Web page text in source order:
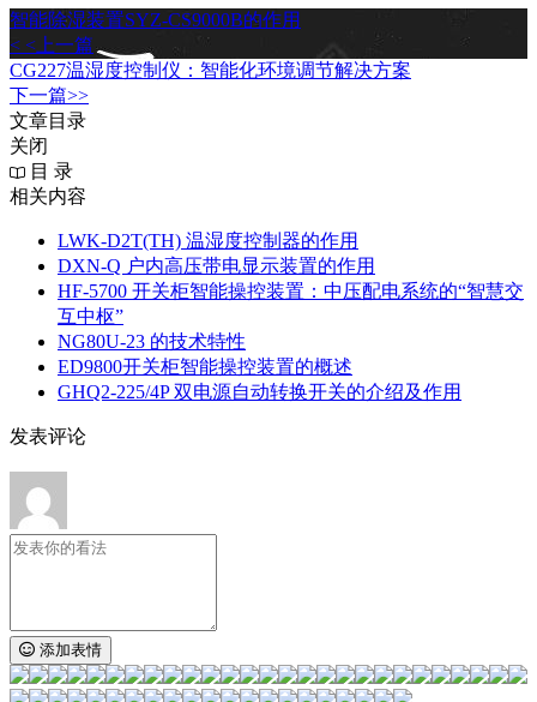
智能除湿装置SYZ-CS9000B的作用
< <上一篇
CG227温湿度控制仪：智能化环境调节解决方案
下一篇>>
文章目录
关闭
目 录
相关内容
LWK‑D2T(TH) 温湿度控制器的作用
DXN‑Q 户内高压带电显示装置的作用
HF-5700 开关柜智能操控装置：中压配电系统的“智慧交
互中枢”
NG80U-23 的技术特性
ED9800开关柜智能操控装置的概述
GHQ2-225/4P 双电源自动转换开关的介绍及作用
发表评论
添加表情